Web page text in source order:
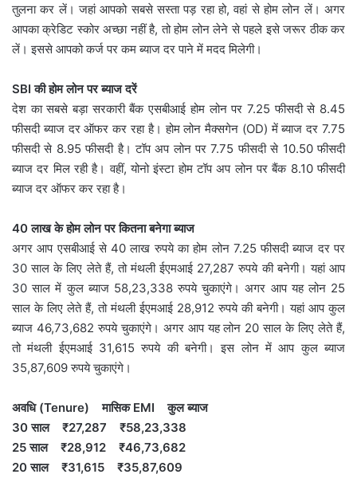
तुलना कर लें। जहां आपको सबसे सस्ता पड़ रहा हो, वहां से होम लोन लें। अगर
आपका क्रेडिट स्कोर अच्छा नहीं है, तो होम लोन लेने से पहले इसे जरूर ठीक कर
लें। इससे आपको कर्ज पर कम ब्याज दर पाने में मदद मिलेगी।
SBI की होम लोन पर ब्याज दरें
देश का सबसे बड़ा सरकारी बैंक एसबीआई होम लोन पर 7.25 फीसदी से 8.45
फीसदी ब्याज दर ऑफर कर रहा है। होम लोन मैक्सगेन (OD) में ब्याज दर 7.75
फीसदी से 8.95 फीसदी है। टॉप अप लोन पर 7.75 फीसदी से 10.50 फीसदी
ब्याज दर मिल रही है। वहीं, योनो इंस्टा होम टॉप अप लोन पर बैंक 8.10 फीसदी
ब्याज दर ऑफर कर रहा है।
40 लाख के होम लोन पर कितना बनेगा ब्याज
अगर आप एसबीआई से 40 लाख रुपये का होम लोन 7.25 फीसदी ब्याज दर पर
30 साल के लिए लेते हैं, तो मंथली ईएमआई 27,287 रुपये की बनेगी। यहां आप
30 साल में कुल ब्याज 58,23,338 रुपये चुकाएंगे। अगर आप यह लोन 25
साल के लिए लेते हैं, तो मंथली ईएमआई 28,912 रुपये की बनेगी। यहां आप कुल
ब्याज 46,73,682 रुपये चुकाएंगे। अगर आप यह लोन 20 साल के लिए लेते हैं,
तो मंथली ईएमआई 31,615 रुपये की बनेगी। इस लोन में आप कुल ब्याज
35,87,609 रुपये चुकाएंगे।
अवधि (Tenure) मासिक EMI कुल ब्याज
30 साल ₹27,287 ₹58,23,338
25 साल ₹28,912 ₹46,73,682
20 साल ₹31,615 ₹35,87,609